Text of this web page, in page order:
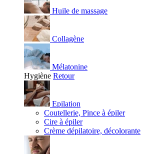
Huile de massage
Collagène
Mélatonine
Hygiène Retour
Epilation
Coutellerie, Pince à épiler
Cire à épiler
Crème dépilatoire, décolorante